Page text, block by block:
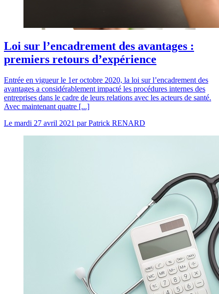
Loi sur l’encadrement des avantages :
premiers retours d’expérience
Entrée en vigueur le 1er octobre 2020, la loi sur l’encadrement des
avantages a considérablement impacté les procédures internes des
entreprises dans le cadre de leurs relations avec les acteurs de santé.
Avec maintenant quatre [...]
Le mardi 27 avril 2021 parPatrick RENARD